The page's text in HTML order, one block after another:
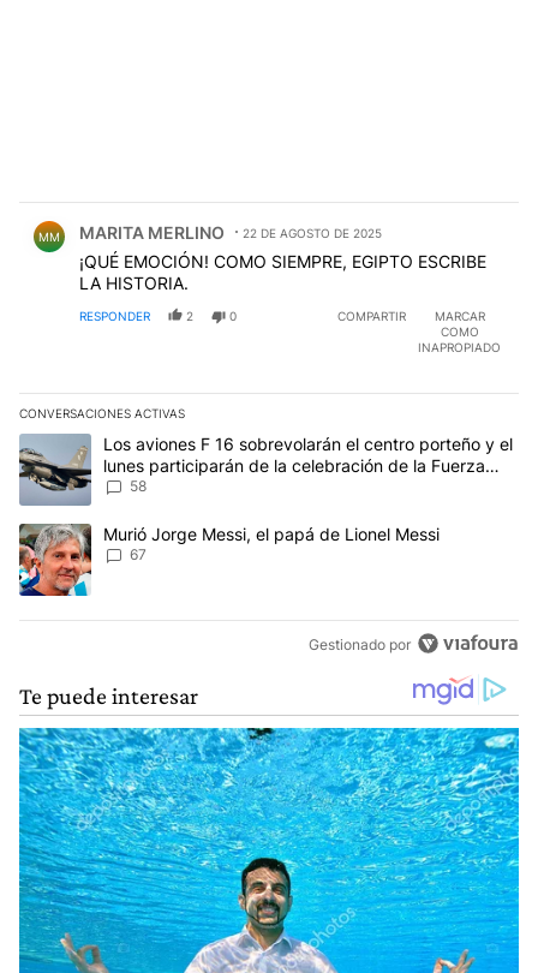
MM MARITA MERLINO 22 DE AGOSTO DE 2025
¡QUÉ EMOCIÓN! COMO SIEMPRE, EGIPTO ESCRIBE
LA HISTORIA.
RESPONDER 2 0 COMPARTIR
MARCAR
COMO
INAPROPIADO
CONVERSACIONES ACTIVAS
Este listado muestra los artículos con más comentarios en los
Un artículo de tendencia con el título "Los aviones F 16
Los aviones F 16 sobrevolarán el centro porteño y el
lunes participarán de la celebración de la Fuerza
Aérea
58
Un artículo de tendencia con el título "Murió Jorge Messi, el
Murió Jorge Messi, el papá de Lionel Messi
67
Gestionado por